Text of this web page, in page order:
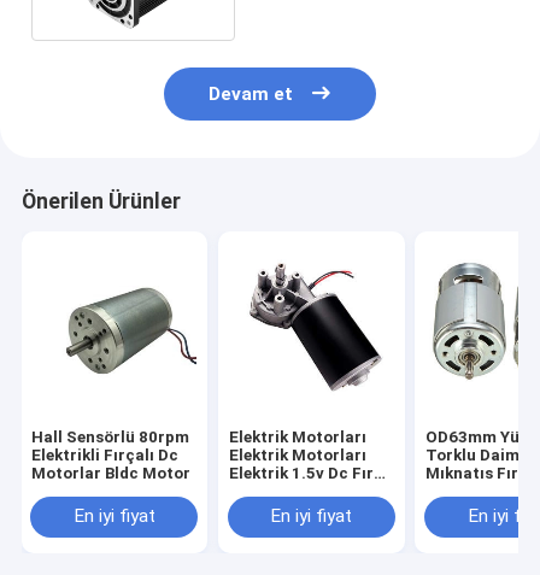
Devam et
Önerilen Ürünler
Hall Sensörlü 80rpm
Elektrikli Fırçalı Dc
Motorlar Bldc Motor
En iyi fiyat
Elektrik Motorları
Elektrik Motorları
Elektrik 1.5v Dc Fırça
En iyi fiyat
OD63mm
Torklu Daimi
Mıknatıs
En iyi